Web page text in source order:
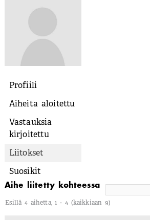
Profiili
Aiheita aloitettu
Vastauksia
kirjoitettu
Liitokset
Suosikit
Aihe liitetty kohteessa
Esillä 4 aihetta, 1 - 4 (kaikkiaan 9)